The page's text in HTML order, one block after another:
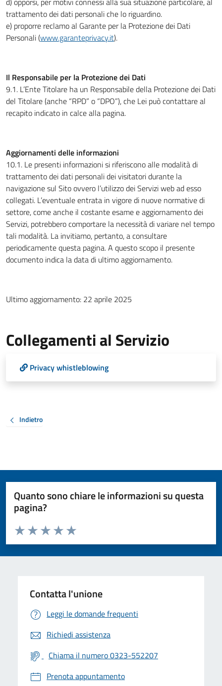
trattamento dei dati personali che lo riguardino.
e) proporre reclamo al Garante per la Protezione dei Dati
Personali (www.garanteprivacy.it).
Il Responsabile per la Protezione dei Dati
9.1. L’Ente Titolare ha un Responsabile della Protezione dei Dati
del Titolare (anche “RPD” o “DPO”), che Lei può contattare al
recapito indicato in calce alla pagina.
Aggiornamenti delle informazioni
10.1. Le presenti informazioni si riferiscono alle modalità di
trattamento dei dati personali dei visitatori durante la
navigazione sul Sito ovvero l’utilizzo dei Servizi web ad esso
collegati. L’eventuale entrata in vigore di nuove normative di
settore, come anche il costante esame e aggiornamento dei
Servizi, potrebbero comportare la necessità di variare nel tempo
tali modalità. La invitiamo, pertanto, a consultare
periodicamente questa pagina. A questo scopo il presente
documento indica la data di ultimo aggiornamento.
Ultimo aggiornamento: 22 aprile 2025
Collegamenti al Servizio
Privacy whistleblowing
Indietro
Quanto sono chiare le informazioni su questa
pagina?
Valuta da 1 a 5 stelle la pagina
Valuta 5 stelle su 5
Valuta 4 stelle su 5
Valuta 3 stelle su 5
Valuta 2 stelle su 5
Valuta 1 stelle su 5
Contatta l'unione
Leggi le domande frequenti
Richiedi assistenza
Chiama il numero 0323-552207
Prenota appuntamento